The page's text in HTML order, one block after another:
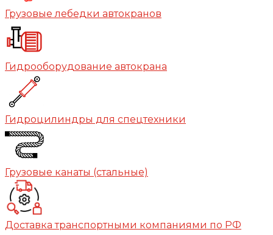
Грузовые лебедки автокранов
Гидрооборудование автокрана
Гидроцилиндры для спецтехники
Грузовые канаты (стальные)
Доставка транспортными компаниями по РФ